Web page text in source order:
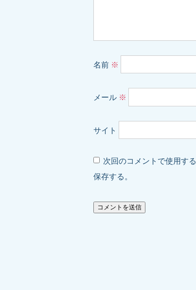
名前 ※
メール ※
サイト
次回のコメントで使用す
保存する。